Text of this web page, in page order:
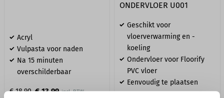
Acryl
Vulpasta voor naden
Na 15 minuten
overschilderbaar
€ 18,90 € 13,99
ONDERVLOER U001
Geschikt voor
vloerverwarming en -
koeling
Ondervloer voor Floorify
PVC vloer
Eenvoudig te plaatsen